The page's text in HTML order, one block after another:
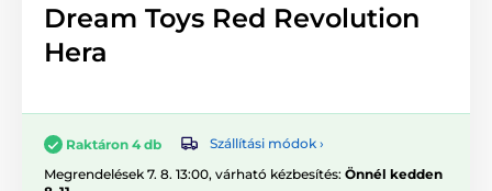
Dream Toys Red Revolution
Hera
Raktáron 4 db
Szállítási módok ›
Megrendelések 7. 8. 13:00, várható kézbesítés: Önnél kedden